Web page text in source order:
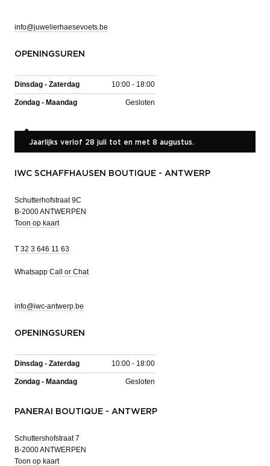
info@juwelierhaesevoets.be
OPENINGSUREN
Dinsdag - Zaterdag 10:00 - 18:00
Zondag - Maandag Gesloten
Jaarlijks verlof 28 juli tot en met 8 augustus.
IWC SCHAFFHAUSEN BOUTIQUE - ANTWERP
Schutterhofstraat 9C
B-2000 ANTWERPEN
Toon op kaart
T 32 3 646 11 63
Whatsapp Call or Chat
info@iwc-antwerp.be
OPENINGSUREN
Dinsdag - Zaterdag 10:00 - 18:00
Zondag - Maandag Gesloten
PANERAI BOUTIQUE - ANTWERP
Schuttershofstraat 7
B-2000 ANTWERPEN
Toon op kaart